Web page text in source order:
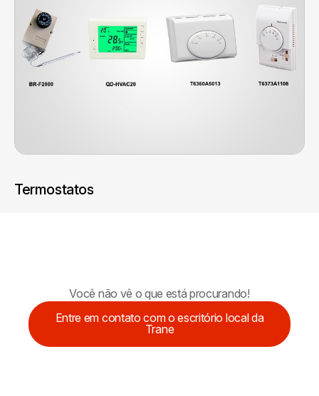
Termostatos
Você não vê o que está procurando!
Entre em contato com o escritório local da
Trane